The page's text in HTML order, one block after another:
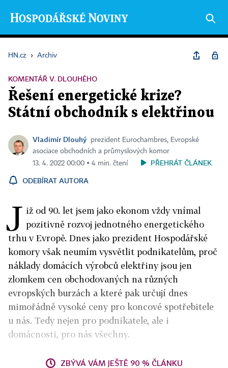
HN.cz › Archiv
KOMENTÁŘ V. DLOUHÉHO
Řešení energetické krize?
Státní obchodník s elektřinou
Vladimír Dlouhý
prezident Eurochambres, Evropské
asociace obchodních a průmyslových komor
13. 4. 2022 00:00 ▪ 4 min. čtení
PŘEHRÁT ČLÁNEK
ODEBÍRAT AUTORA
J iž od 90. let jsem jako ekonom vždy vnímal
pozitivně rozvoj jednotného energetického
trhu v Evropě. Dnes jako prezident Hospodářské
komory však neumím vysvětlit podnikatelům, proč
náklady domácích výrobců elektřiny jsou jen
zlomkem cen obchodovaných na různých
evropských burzách a které pak určují dnes
mimořádně vysoké ceny pro koncové spotřebitele
u nás. Tedy nejen pro podnikatele, ale i
domácnosti, pro nás všechny.
ZBÝVÁ VÁM JEŠTĚ 90 % ČLÁNKU